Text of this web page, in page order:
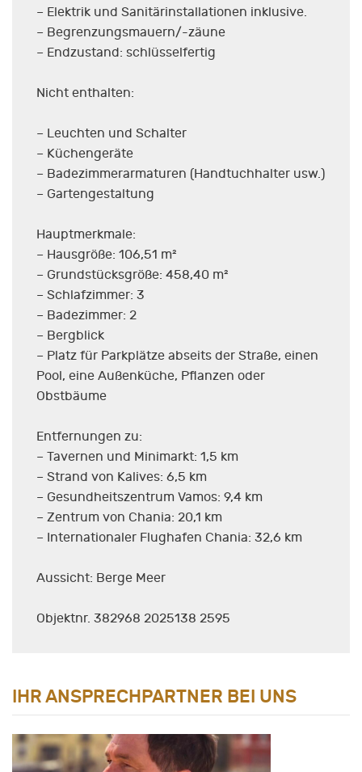
– Elektrik und Sanitärinstallationen inklusive.
– Begrenzungsmauern/-zäune
– Endzustand: schlüsselfertig
Nicht enthalten:
– Leuchten und Schalter
– Küchengeräte
– Badezimmerarmaturen (Handtuchhalter usw.)
– Gartengestaltung
Hauptmerkmale:
– Hausgröße: 106,51 m²
– Grundstücksgröße: 458,40 m²
– Schlafzimmer: 3
– Badezimmer: 2
– Bergblick
– Platz für Parkplätze abseits der Straße, einen
Pool, eine Außenküche, Pflanzen oder
Obstbäume
Entfernungen zu:
– Tavernen und Minimarkt: 1,5 km
– Strand von Kalives: 6,5 km
– Gesundheitszentrum Vamos: 9,4 km
– Zentrum von Chania: 20,1 km
– Internationaler Flughafen Chania: 32,6 km
Aussicht: Berge Meer
Objektnr. 382968 2025138 2595
IHR ANSPRECHPARTNER BEI UNS